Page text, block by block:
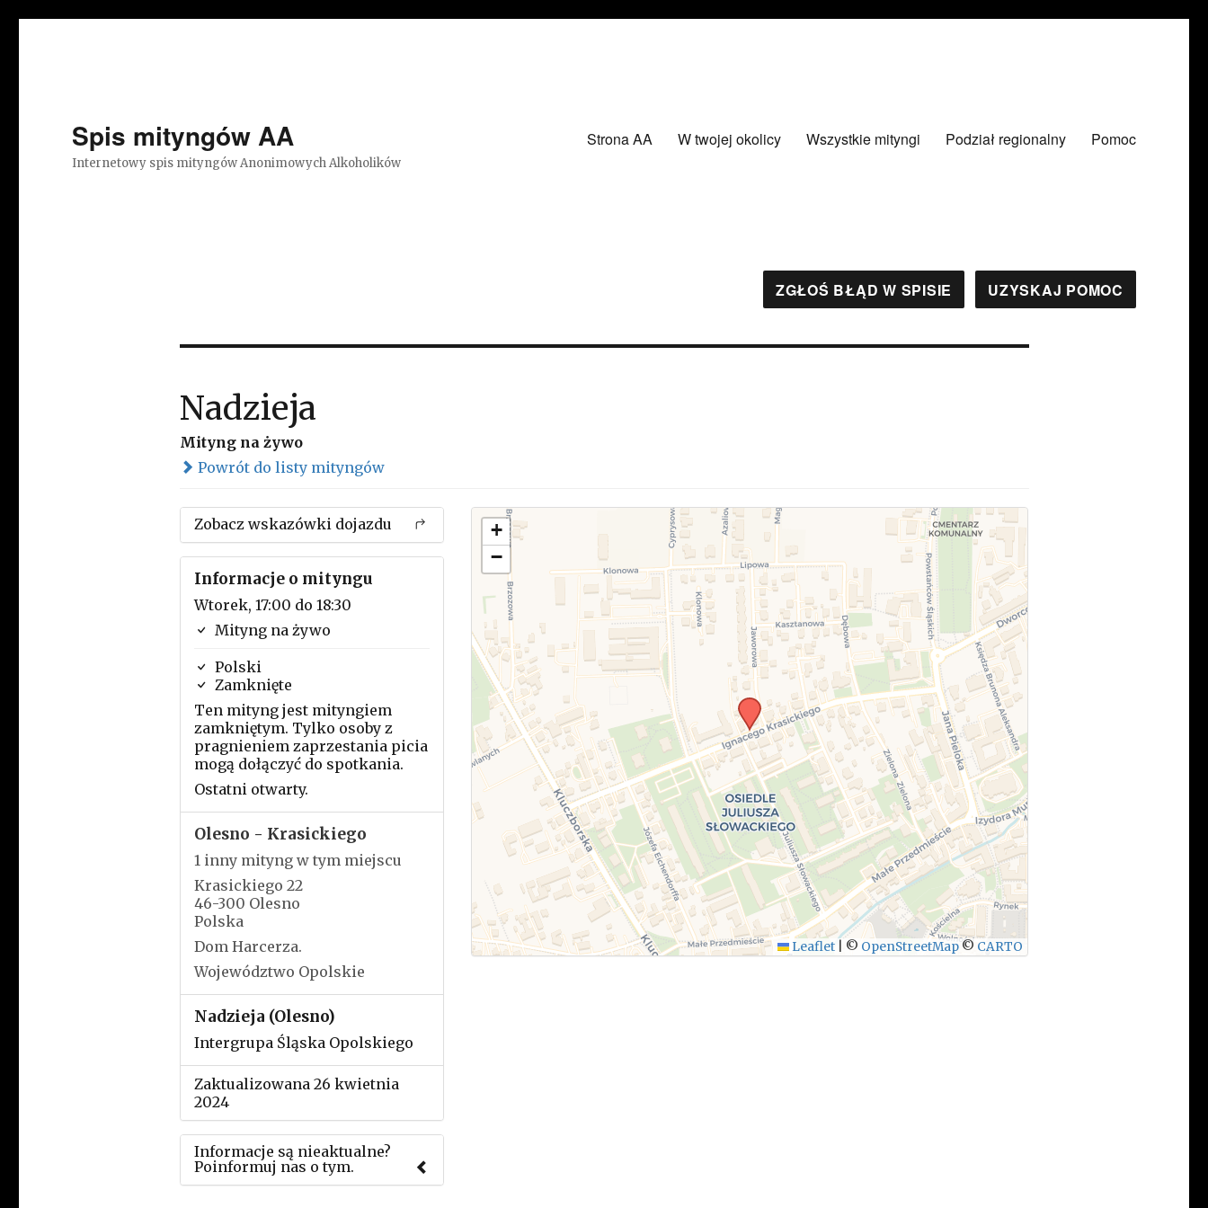
Spis mityngów AA
Internetowy spis mityngów Anonimowych Alkoholików
Strona AA W twojej okolicy Wszystkie mityngi Podział regionalny Pomoc
ZGŁOŚ BŁĄD W SPISIE UZYSKAJ POMOC
Nadzieja
Mityng na żywo
Powrót do listy mityngów
Zobacz wskazówki dojazdu
Informacje o mityngu
Wtorek, 17:00 do 18:30
Mityng na żywo
Polski
Zamknięte
Ten mityng jest mityngiem
zamkniętym. Tylko osoby z
pragnieniem zaprzestania picia
mogą dołączyć do spotkania.
Ostatni otwarty.
Olesno - Krasickiego
1 inny mityng w tym miejscu
Krasickiego 22
46-300 Olesno
Polska
Dom Harcerza.
Województwo Opolskie
Nadzieja (Olesno)
Intergrupa Śląska Opolskiego
Zaktualizowana 26 kwietnia
2024
Informacje są nieaktualne?
Poinformuj nas o tym.
+
−
Leaflet © OpenStreetMap © CARTO